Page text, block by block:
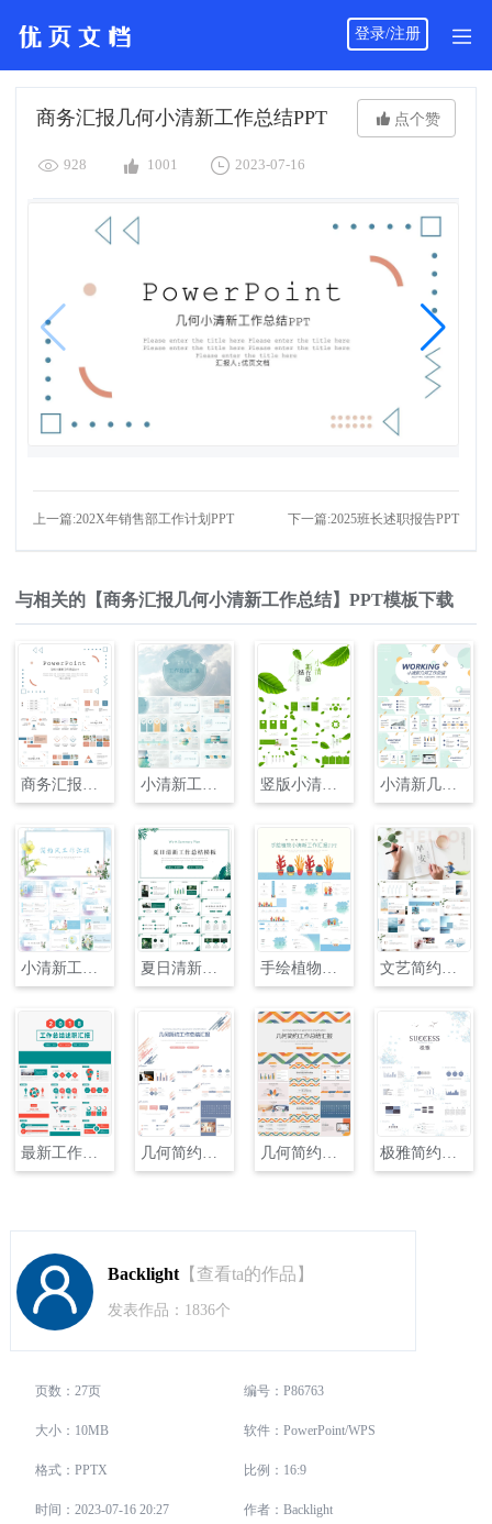
登录/注册
商务汇报几何小清新工作总结PPT  点个赞
 928  1001  2023-07-16
上一篇:202X年销售部工作计划PPT 下一篇:2025班长述职报告PPT
与相关的【商务汇报几何小清新工作总结】PPT模板下载
商务汇报几何小清新工作总结PPT 小清新工作总结汇报PPT 竖版小清新工作总结汇报 小清新几何工作总结PPT
小清新工作总结计划总结PPT 夏日清新工作总结汇报PPT模板 手绘植物小清新工作汇报PPT 文艺简约小清新工作计划汇报PPT
最新工作总结述职汇报PPT模板
Backlight【查看ta的作品】
发表作品：1836个
页数：27页 编号：P86763
大小：10MB 软件：PowerPoint/WPS
格式：PPTX 比例：16:9
时间：2023-07-16 20:27 作者：Backlight